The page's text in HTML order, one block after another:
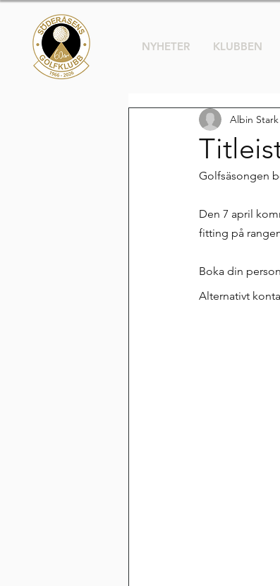
NYHETER KLUBBEN
Albin
Golfsäsongen
Den 7 april
fitting på
Boka din
Alternativt